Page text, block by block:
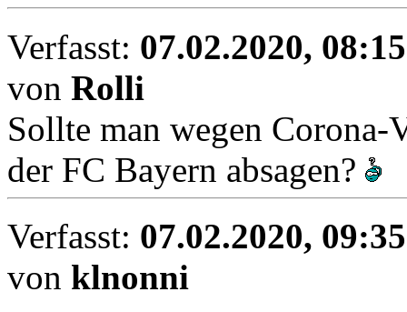
Verfasst: 07.02.2020, 08:15
von Rolli
Sollte man wegen
der FC Bayern absagen?
Verfasst: 07.02.2020, 09:35
von klnonni